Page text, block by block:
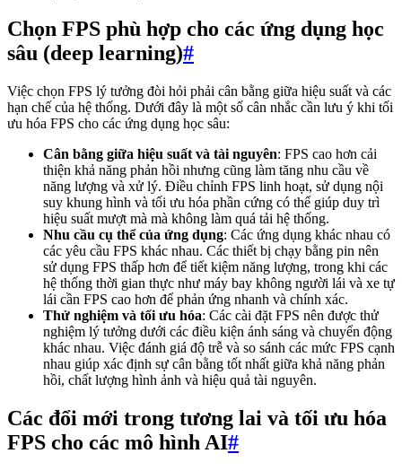
Chọn FPS phù hợp cho các ứng dụng học
sâu (deep learning)#
Việc chọn FPS lý tưởng đòi hỏi phải cân bằng giữa hiệu suất và các
hạn chế của hệ thống. Dưới đây là một số cân nhắc cần lưu ý khi tối
ưu hóa FPS cho các ứng dụng học sâu:
Cân bằng giữa hiệu suất và tài nguyên: FPS cao hơn cải
thiện khả năng phản hồi nhưng cũng làm tăng nhu cầu về
năng lượng và xử lý. Điều chỉnh FPS linh hoạt, sử dụng nội
suy khung hình và tối ưu hóa phần cứng có thể giúp duy trì
hiệu suất mượt mà mà không làm quá tải hệ thống.
Nhu cầu cụ thể của ứng dụng: Các ứng dụng khác nhau có
các yêu cầu FPS khác nhau. Các thiết bị chạy bằng pin nên
sử dụng FPS thấp hơn để tiết kiệm năng lượng, trong khi các
hệ thống thời gian thực như máy bay không người lái và xe tự
lái cần FPS cao hơn để phản ứng nhanh và chính xác.
Thử nghiệm và tối ưu hóa: Các cài đặt FPS nên được thử
nghiệm lý tưởng dưới các điều kiện ánh sáng và chuyển động
khác nhau. Việc đánh giá độ trễ và so sánh các mức FPS cạnh
nhau giúp xác định sự cân bằng tốt nhất giữa khả năng phản
hồi, chất lượng hình ảnh và hiệu quả tài nguyên.
Các đổi mới trong tương lai và tối ưu hóa
FPS cho các mô hình AI#